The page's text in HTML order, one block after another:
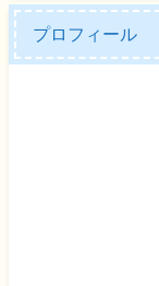
プロフィール